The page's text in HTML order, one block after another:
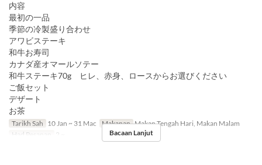
内容
最初の一品
季節の冷製盛り合わせ
アワビステーキ
和牛お寿司
カナダ産オマールソテー
和牛ステーキ70g ヒレ、赤身、ロースからお選びください
ご飯セット
デザート
お茶
Tarikh Sah 10 Jan ~ 31 Mac Makanan Makan Tengah Hari, Makan Malam
Had Pesanan
2 ~ Bacaan Lanjut